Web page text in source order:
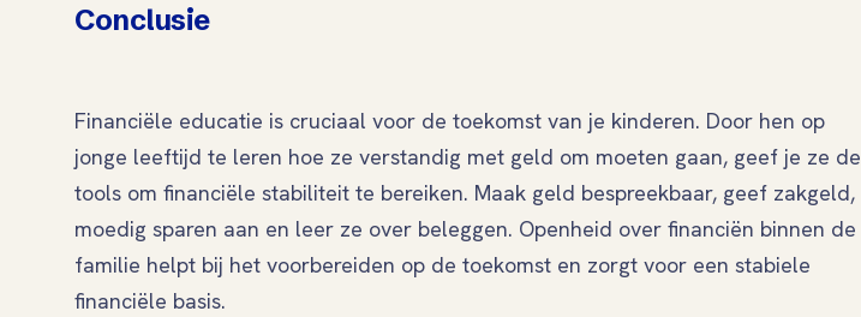
Conclusie
Financiële educatie is cruciaal voor de toekomst van je kinderen. Door hen op
jonge leeftijd te leren hoe ze verstandig met geld om moeten gaan, geef je ze de
tools om financiële stabiliteit te bereiken. Maak geld bespreekbaar, geef zakgeld,
moedig sparen aan en leer ze over beleggen. Openheid over financiën binnen de
familie helpt bij het voorbereiden op de toekomst en zorgt voor een stabiele
financiële basis.